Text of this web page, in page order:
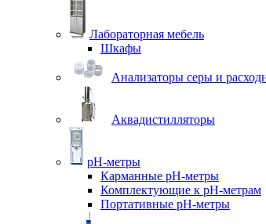
Лабораторная мебель
Шкафы
Анализаторы серы и
Аквадистилляторы
pH-метры
Карманные pH-метры
Комплектующие к pH-метрам
Портативные pH-метры